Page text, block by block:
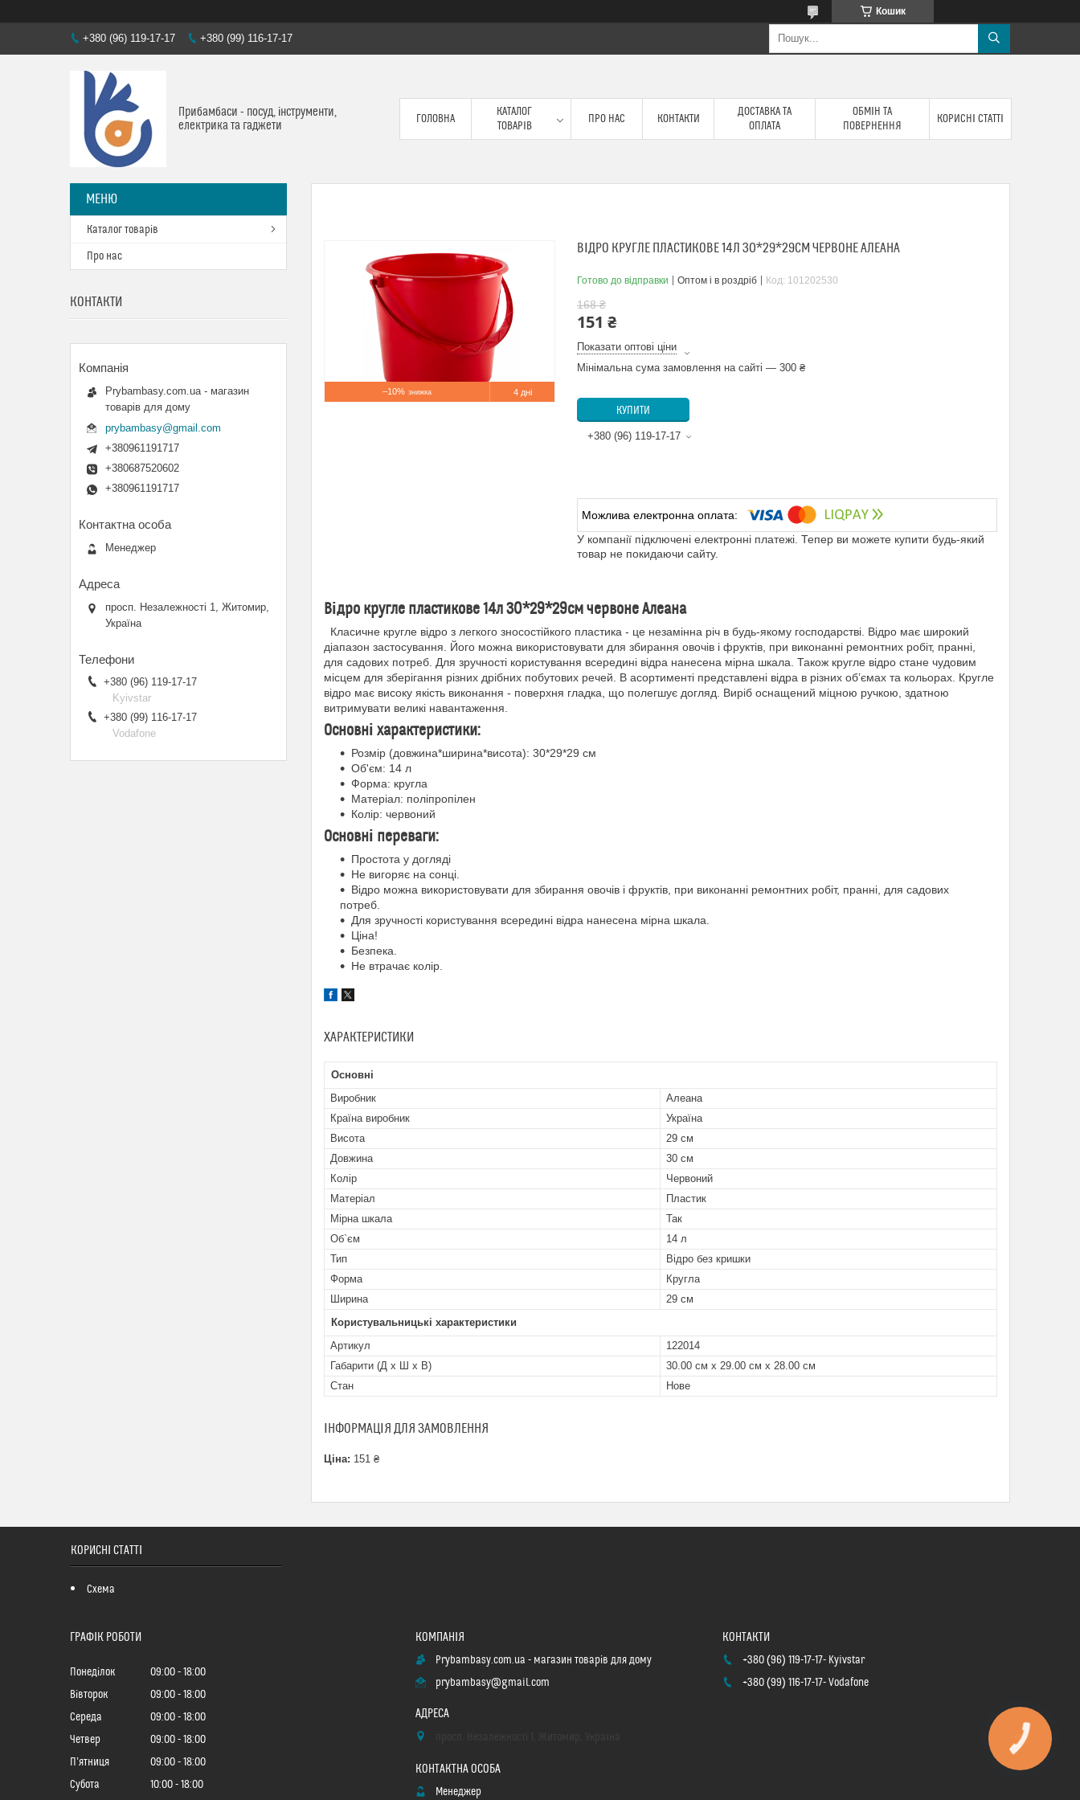
Кошик
+380 (96) 119-17-17 +380 (99) 116-17-17
Прибамбаси - посуд, інструменти,
електрика та гаджети
ГОЛОВНА
КАТАЛОГ
ТОВАРІВ
ПРО НАС КОНТАКТИ
ДОСТАВКА ТА
ОПЛАТА
ОБМІН ТА
ПОВЕРНЕННЯ
КОРИСНІ СТАТТІ
–10% 4 дні
ВІДРО КРУГЛЕ ПЛАСТИКОВЕ 14Л 30*29*29СМ ЧЕРВОНЕ АЛЕАНА
Готово до відправки Оптом і в роздріб Код: 101202530
168 ₴
151 ₴
Показати оптові ціни
Мінімальна сума замовлення на сайті — 300 ₴
КУПИТИ
+380 (96) 119-17-17
У компанії підключені електронні платежі. Тепер ви можете купити будь-який
товар не покидаючи сайту.
Відро кругле пластикове 14л 30*29*29см червоне Алеана
Класичне кругле відро з легкого зносостійкого пластика - це незамінна річ в будь-якому господарстві. Відро має широкий
діапазон застосування. Його можна використовувати для збирання овочів і фруктів, при виконанні ремонтних робіт, пранні,
для садових потреб. Для зручності користування всередині відра нанесена мірна шкала. Також кругле відро стане чудовим
місцем для зберігання різних дрібних побутових речей. В асортименті представлені відра в різних об’ємах та кольорах. Кругле
відро має високу якість виконання - поверхня гладка, що полегшує догляд. Виріб оснащений міцною ручкою, здатною
витримувати великі навантаження.
Основні характеристики:
Розмір (довжина*ширина*висота): 30*29*29 см
Об'єм: 14 л
Форма: кругла
Матеріал: поліпропілен
Колір: червоний
Основні переваги:
Простота у догляді
Не вигоряє на сонці.
Відро можна використовувати для збирання овочів і фруктів, при виконанні ремонтних робіт, пранні, для садових
потреб.
Для зручності користування всередині відра нанесена мірна шкала.
Ціна!
Безпека.
Не втрачає колір.
ХАРАКТЕРИСТИКИ
Основні
Виробник
Алеана
Країна виробник
Україна
Висота
29 см
Довжина
30 см
Колір
Червоний
Матеріал
Пластик
Мірна шкала
Так
Об`єм
14 л
Тип
Відро без кришки
Форма
Кругла
Ширина
29 см
Користувальницькі характеристики
Артикул
122014
Габарити (Д x Ш x В)
30.00 см х 29.00 см х 28.00 см
Стан
Нове
ІНФОРМАЦІЯ ДЛЯ ЗАМОВЛЕННЯ
Ціна: 151 ₴
Каталог товарів
Про нас
КОНТАКТИ
Prybambasy.com.ua - магазин
товарів для дому
prybambasy@gmail.com
+380961191717
+380687520602
+380961191717
Менеджер
просп. Незалежності 1, Житомир,
Україна
+380 (96) 119-17-17
Kyivstar
+380 (99) 116-17-17
Vodafone
КОРИСНІ СТАТТІ
Схема
ГРАФІК РОБОТИ
Понеділок 09:00
18:00
Вівторок
09:00
18:00
Середа
09:00
18:00
Четвер
09:00
18:00
Пʼятниця
09:00
18:00
Субота
10:00 18:00
Prybambasy.com.ua - магазин товарів для дому
prybambasy@gmail.com
Менеджер
+380 (96) 119-17-17 Kyivstar
+380 (99) 116-17-17 Vodafone
КНОПКА
ЗВ'ЯЗКУ